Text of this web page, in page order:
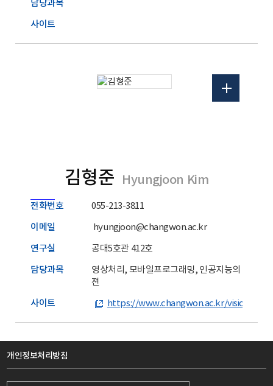
담당과목
사이트
김형준 Hyungjoon Kim
전화번호 055-213-3811
이메일 hyungjoon@changwon.ac.kr
연구실 공대5호관 412호
담당과목
영상처리, 모바일프로그래밍, 인공지능의 시대,
젼
사이트 https://www.changwon.ac.kr/vision/
개인정보처리방침